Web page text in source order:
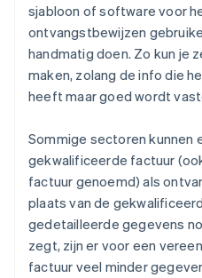
sjabloon of software voor
ontvangstbewijzen
handmatig doen. Zo kun je
maken, zolang de info die
heeft maar goed wordt
Sommige sectoren kunnen
gekwalificeerde factuur
factuur genoemd) als
plaats van de
gedetailleerde gegevens
zegt, zijn er voor een
factuur veel minder